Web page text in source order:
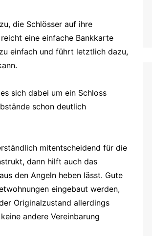
die Schlösser auf ihre
eine einfache Bankkarte
einfach und führt letztlich dazu,
sich dabei um ein Schloss
schon deutlich
mitentscheidend für die
dann hilft auch das
den Angeln heben lässt. Gute
eingebaut werden,
Originalzustand allerdings
andere Vereinbarung